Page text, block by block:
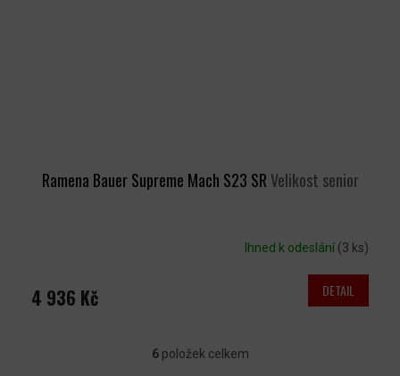
Ramena Bauer Supreme Mach S23 SR Velikost senior
Ihned k odeslání (3 ks)
4 936 Kč DETAIL
6položek celkem